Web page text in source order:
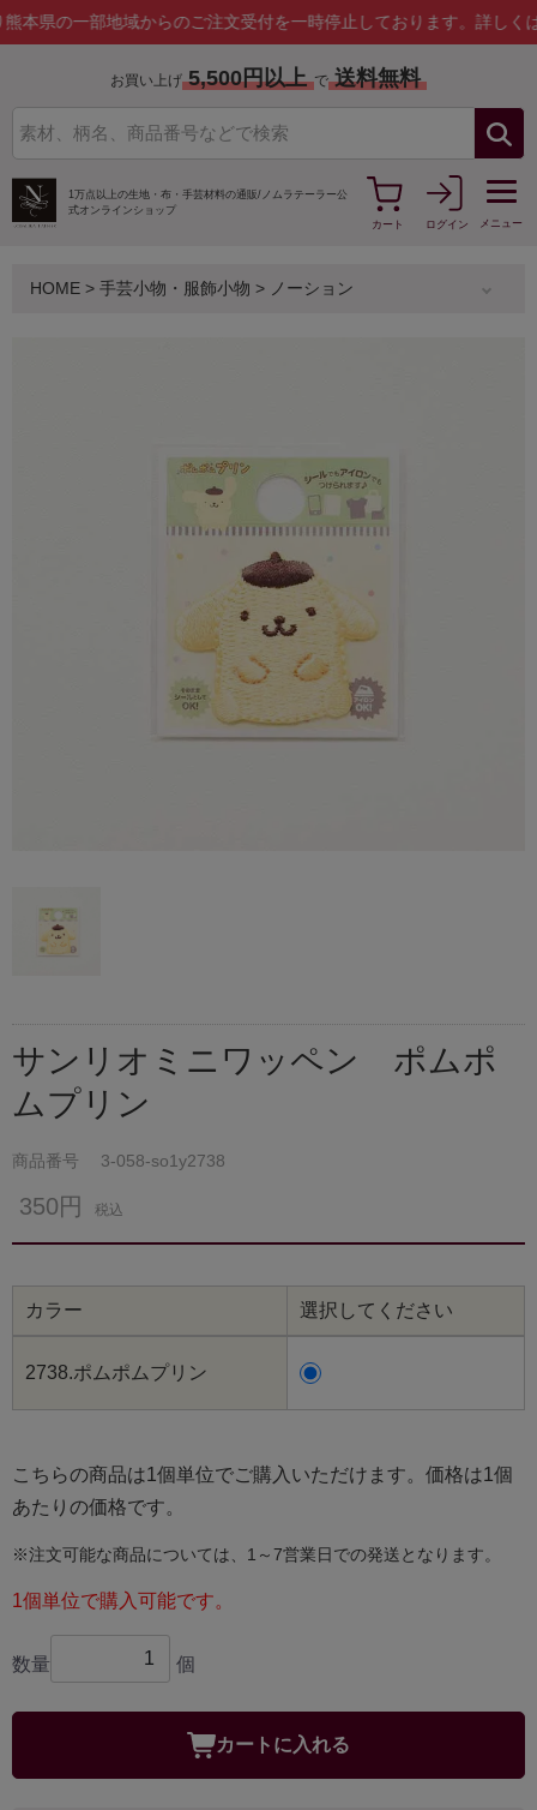
一部地域からのご注文受付を一時停止しております。詳しくはこちら
お買い上げ 5,500円以上 で 送料無料
1万点以上の生地・布・手芸材料の通販/ ノムラテーラー公
式オンラインショップ
カート
ログイン メニュー
HOME > 手芸小物・服飾小物 > ノーション
サンリオミニワッペン ポムポ
ムプリン
商品番号 3-058-so1y2738
350円 税込
カラー 選択してください
2738.ポムポムプリン
こちらの商品は1個単位でご購入いただけます。価格は1個
あたりの価格です。
※注文可能な商品については、1～7営業日での発送となります。
1個単位で購入可能です。
数量 個
カートに入れる